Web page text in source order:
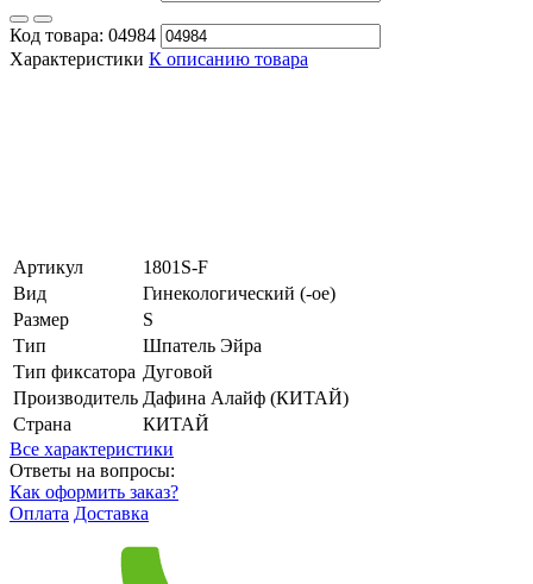
Код товара: 04984
Характеристики К описанию товара
Артикул
1801S-F
Вид
Гинекологический (-ое)
Размер
S
Тип
Шпатель Эйра
Тип фиксатора Дуговой
Производитель Дафина Алайф (КИТАЙ)
Страна
КИТАЙ
Все характеристики
Ответы на вопросы:
Как оформить заказ?
Оплата Доставка